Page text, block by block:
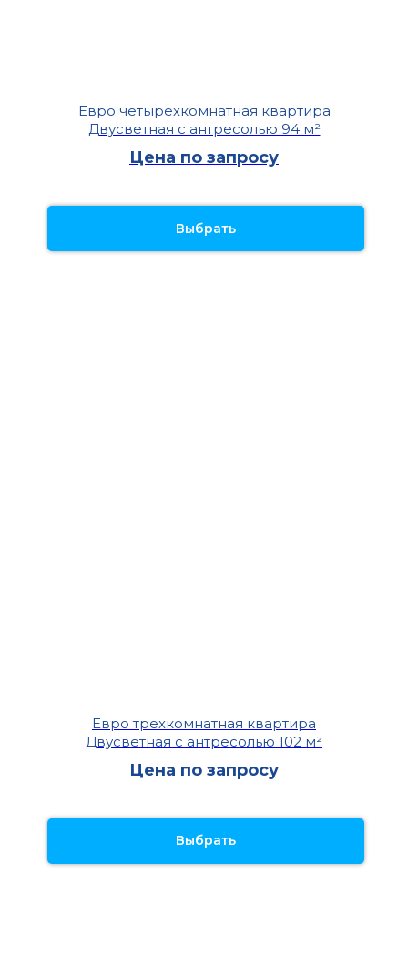
Евро четырехкомнатная квартира
Двусветная с антресолью 94 м²
Цена по запросу
Выбрать
Евро трехкомнатная квартира
Двусветная с антресолью 102 м²
Цена по запросу
Выбрать